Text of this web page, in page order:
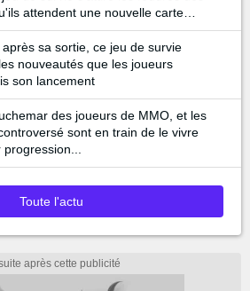
attendent une nouvelle carte
sa sortie, ce jeu de survie
nouveautés que les joueurs
son lancement
des joueurs de MMO, et les
sont en train de le vivre
Toute l'actu